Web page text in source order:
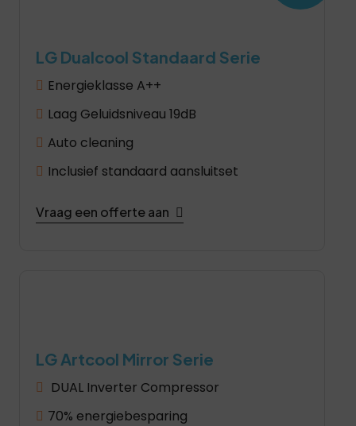
LG Dualcool Standaard Serie
Energieklasse A++
Laag Geluidsniveau 19dB
Auto cleaning
Inclusief standaard aansluitset
Vraag een offerte aan
LG Artcool Mirror Serie
DUAL Inverter Compressor
70% energiebesparing